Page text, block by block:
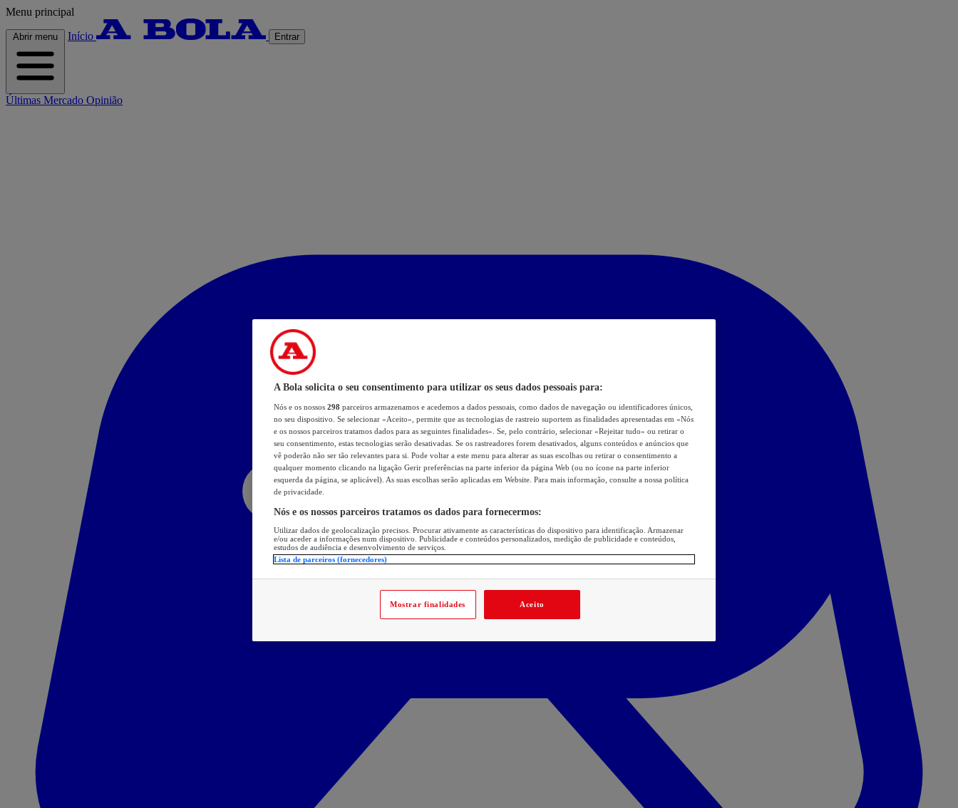
Menu principal
Abrir menu Início Entrar
Últimas Mercado Opinião
A Bola solicita o seu consentimento para utilizar os seus dados pessoais para:
Nós e os nossos 298 parceiros armazenamos e acedemos a dados pessoais, como dados de navegação ou identificadores únicos,
no seu dispositivo. Se selecionar «Aceito», permite que as tecnologias de rastreio suportem as finalidades apresentadas em «Nós
e os nossos parceiros tratamos dados para as seguintes finalidades». Se, pelo contrário, selecionar «Rejeitar tudo» ou retirar o
seu consentimento, estas tecnologias serão desativadas. Se os rastreadores forem desativados, alguns conteúdos e anúncios que
vê poderão não ser tão relevantes para si. Pode voltar a este menu para alterar as suas escolhas ou retirar o consentimento a
qualquer momento clicando na ligação Gerir preferências na parte inferior da página Web (ou no ícone na parte inferior
esquerda da página, se aplicável). As suas escolhas serão aplicadas em Website. Para mais informação, consulte a nossa política
de privacidade.
Nós e os nossos parceiros tratamos os dados para fornecermos:
Utilizar dados de geolocalização precisos. Procurar ativamente as características do dispositivo para identificação. Armazenar
e/ou aceder a informações num dispositivo. Publicidade e conteúdos personalizados, medição de publicidade e conteúdos,
estudos de audiência e desenvolvimento de serviços.
Lista de parceiros (fornecedores)
Mostrar finalidades Aceito